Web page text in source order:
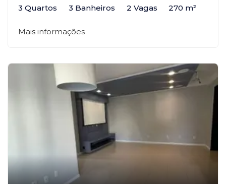
3 Quartos 3 Banheiros 2 Vagas 270 m²
Mais informações